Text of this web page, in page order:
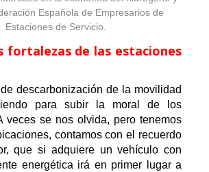
Española de Empresarios de
Estaciones de Servicio.
fortalezas de las estaciones
descarbonización de la movilidad
para subir la moral de los
veces se nos olvida, pero tenemos
contamos con el recuerdo
que si adquiere un vehículo con
energética irá en primer lugar a